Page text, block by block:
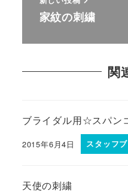
家紋の刺繍
関
ブライダル用☆スパン
2015年6月4日 スタッフ
天使の刺繍